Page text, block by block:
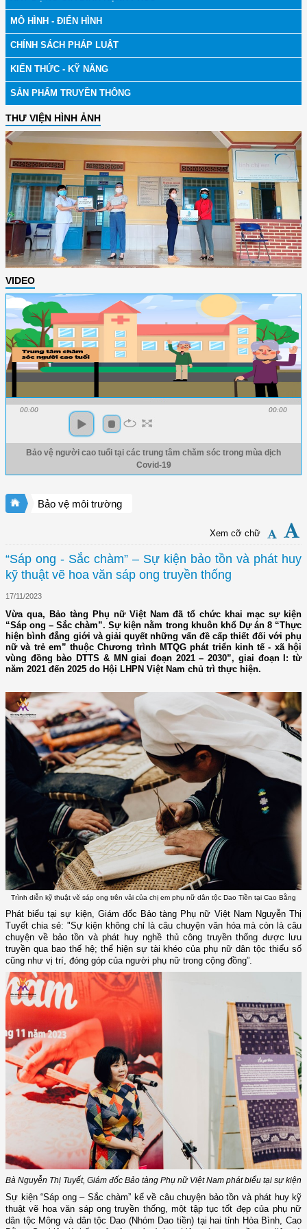
MÔ HÌNH - ĐIỂN HÌNH
CHÍNH SÁCH PHÁP LUẬT
KIẾN THỨC - KỸ NĂNG
SẢN PHẨM TRUYỀN THÔNG
THƯ VIỆN HÌNH ẢNH
VIDEO
00:00 00:00
Bảo vệ người cao tuổi tại các trung tâm chăm sóc trong mùa dịch
Covid-19
Bảo vệ môi trường
Xem cỡ chữ
“Sáp ong - Sắc chàm” – Sự kiện bảo tồn và phát huy
kỹ thuật vẽ hoa văn sáp ong truyền thống
17/11/2023
Vừa qua, Bảo tàng Phụ nữ Việt Nam đã tổ chức khai mạc sự kiện
“Sáp ong – Sắc chàm”. Sự kiện nằm trong khuôn khổ Dự án 8 “Thực
hiện bình đẳng giới và giải quyết những vấn đề cấp thiết đối với phụ
nữ và trẻ em” thuộc Chương trình MTQG phát triển kinh tế - xã hội
vùng đồng bào DTTS & MN giai đoạn 2021 – 2030”, giai đoạn I: từ
năm 2021 đến 2025 do Hội LHPN Việt Nam chủ trì thực hiện.
Trình diễn kỹ thuật vẽ sáp ong trên vải của chị em phụ nữ dân tộc Dao Tiền tại Cao Bằng
Phát biểu tại sự kiện, Giám đốc Bảo tàng Phụ nữ Việt Nam Nguyễn Thị
Tuyết chia sẻ: "Sự kiện không chỉ là câu chuyện văn hóa mà còn là câu
chuyện về bảo tồn và phát huy nghề thủ công truyền thống được lưu
truyền qua bao thế hệ; thể hiện sự tài khéo của phụ nữ dân tộc thiểu số
cũng như vị trí, đóng góp của người phụ nữ trong cộng đồng”.
Bà Nguyễn Thị Tuyết, Giám đốc Bảo tàng Phụ nữ Việt Nam phát biểu tại sự kiện
Sự kiện “Sáp ong – Sắc chàm” kể về câu chuyện bảo tồn và phát huy kỹ
thuật vẽ hoa văn sáp ong truyền thống, một tập tục tốt đẹp của phụ nữ
dân tộc Mông và dân tộc Dao (Nhóm Dao tiền) tại hai tỉnh Hòa Bình, Cao